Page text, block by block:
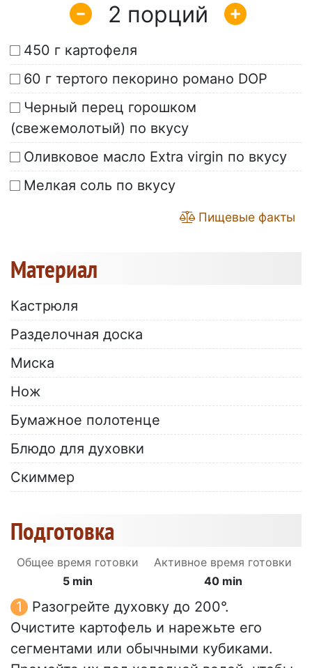
2
450 г картофеля
60 г тертого пекорино романо DOP
Черный перец горошком
(свежемолотый) по вкусу
Оливковое масло Extra virgin по вкусу
Мелкая соль по вкусу
Пищевые факты
Материал
Кастрюля
Разделочная доска
Миска
Нож
Бумажное полотенце
Блюдо для духовки
Скиммер
Подготовка
Общее время готовки
5 min
Активное время готовки
40 min
Разогрейте духовку до 200°.
Очистите картофель и нарежьте его
сегментами или обычными кубиками.